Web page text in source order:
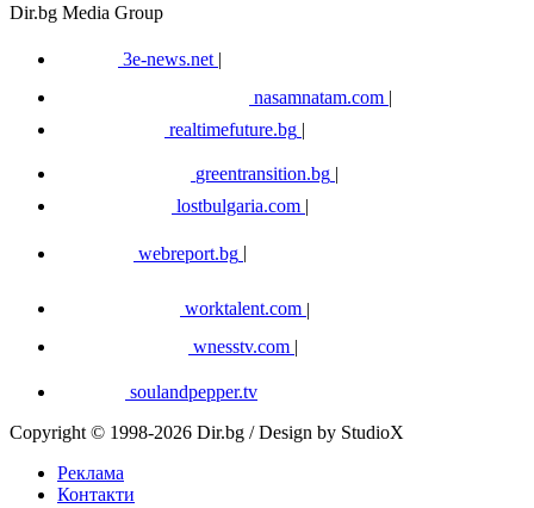
Dir.bg Media Group
3e-news.net |
nasamnatam.com |
realtimefuture.bg |
greentransition.bg |
lostbulgaria.com |
webreport.bg
worktalent.com |
wnesstv.com |
soulandpepper.tv
Copyright © 1998-2026 Dir.bg / Design by StudioX
Реклама
Контакти